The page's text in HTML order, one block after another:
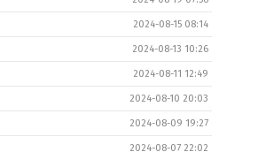
2024-08-15 08:14
2024-08-13 10:26
2024-08-11 12:49
2024-08-10 20:03
2024-08-09 19:27
2024-08-07 22:02